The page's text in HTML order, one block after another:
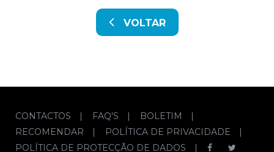
VOLTAR
CONTACTOS | FAQ'S | BOLETIM
|
RECOMENDAR
| POLÍTICA DE PRIVACIDADE
|
POLÍTICA DE PROTECÇÃO DE DADOS
|